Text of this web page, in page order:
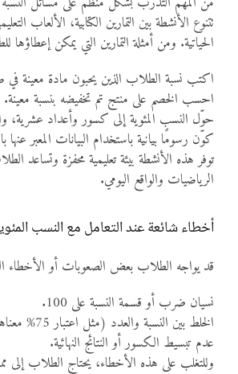
تتنوع الأنشطة بين التمارين الكتابية، الألعاب
الحياتية. ومن أمثلة التمارين التي يمكن إعطاؤها
اكتب نسبة الطلاب الذين يحبون مادة معينة
احسب الخصم على منتج تم تخفيضه بنسبة معينة.
حوّل النسب المئوية إلى كسور وأعداد
كوّن رسومًا بيانية باستخدام البيانات المعبر عنها
توفر هذه الأنشطة بيئة تعليمية محفزة وتساعد
الرياضيات والواقع اليومي.
أخطاء شائعة عند التعامل مع النسب
قد يواجه الطلاب بعض الصعوبات أو الأخطاء
نسيان ضرب أو قسمة النسبة على 100.
الخلط بين النسبة والعدد (مثل اعتبار 75% معناها 75 وليس 0.75).
عدم تبسيط الكسور أو النتائج النهائية.
وللتغلب على هذه الأخطاء، يحتاج الطلاب إلى